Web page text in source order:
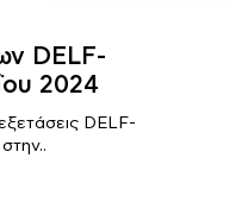
DELF-
2024
DELF-